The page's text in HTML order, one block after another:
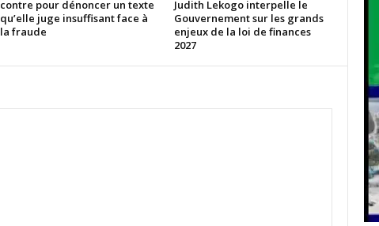
contre pour dénoncer un texte
qu’elle juge insuffisant face à
la fraude
Judith Lekogo interpelle le
Gouvernement sur les grands
enjeux de la loi de finances
2027